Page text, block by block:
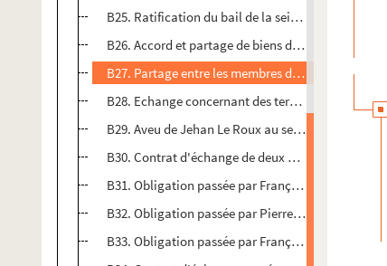
B25. Ratification du bail de la seigneurie de
B26. Accord et partage de biens de la famille de
B27. Partage entre les membres de la famille de
B28. Echange concernant des terres à Sainte-
B29. Aveu de Jehan Le Roux au seigneur de Sainte-
B30. Contrat d'échange de deux pièces de pré fait
B31. Obligation passée par François Vasselot
B32. Obligation passée par Pierre Vasselot
B33. Obligation passée par François Vasselot